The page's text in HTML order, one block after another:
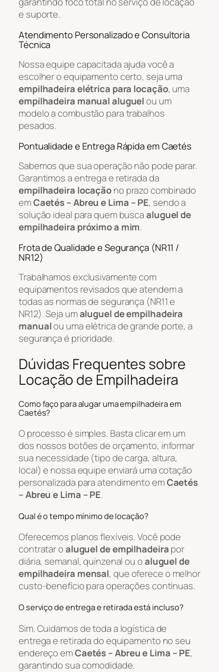
e suporte.
Atendimento Personalizado e Consultoria
Técnica
Nossa equipe capacitada ajuda você a
escolher o equipamento certo, seja uma
empilhadeira elétrica para locação, uma
empilhadeira manual aluguelou um
modelo a combustão para trabalhos
pesados.
Pontualidade e Entrega Rápida em Caetés
Sabemos que sua operação não pode parar.
Garantimos a entrega e retirada da
empilhadeira locaçãono prazo combinado
emCaetés – Abreu e Lima – PE, sendo a
solução ideal para quem buscaaluguel de
empilhadeira próximo a mim.
Frota de Qualidade e Segurança (NR11 /
NR12)
Trabalhamos exclusivamente com
equipamentos revisados que atendem a
todas as normas de segurança (NR11 e
NR12). Seja umaluguel de empilhadeira
manualou uma elétrica de grande porte, a
segurança é prioridade.
Dúvidas Frequentes sobre
Locação de Empilhadeira
Como faço para alugar uma empilhadeira em
Caetés?
O processo é simples. Basta clicar em um
dos nossos botões de orçamento, informar
sua necessidade (tipo de carga, altura,
local) e nossa equipe enviará uma cotação
personalizada para atendimento emCaetés
– Abreu e Lima – PE.
Qual é o tempo mínimo de locação?
Oferecemos planos flexíveis. Você pode
contratar oaluguel de empilhadeirapor
diária, semanal, quinzenal ou oaluguel de
empilhadeira mensal, que oferece o melhor
custo-benefício para operações contínuas.
O serviço de entrega e retirada está incluso?
Sim. Cuidamos de toda a logística de
entrega e retirada do equipamento no seu
endereço emCaetés – Abreu e Lima – PE,
garantindo sua comodidade.